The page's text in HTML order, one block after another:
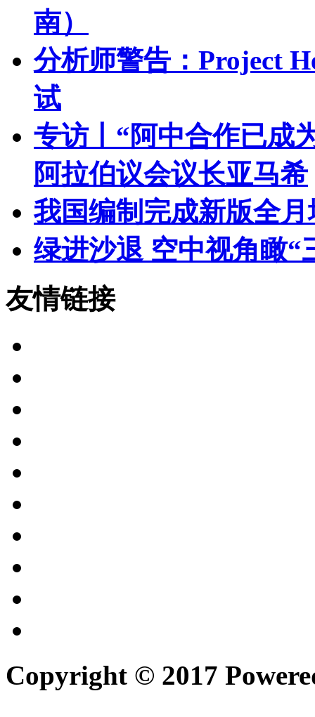
南）
分析师警告：Project
试
专访丨“阿中合作已
阿拉伯议会议长亚马希
我国编制完成新版全
绿进沙退 空中视角瞰“
友情链接
Copyright © 2017